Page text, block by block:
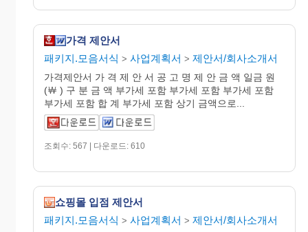
가격 제안서
패키지.모음서식 > 사업계획서 > 제안서/회사소개서
가격제안서 가 격 제 안 서 공 고 명 제 안 금 액 일금 원
(￦ ) 구 분 금 액 부가세 포함 부가세 포함 부가세 포함
부가세 포함 합 계 부가세 포함 상기 금액으로...
조회수: 567 | 다운로드: 610
쇼핑몰 입점 제안서
패키지.모음서식 > 사업계획서 > 제안서/회사소개서